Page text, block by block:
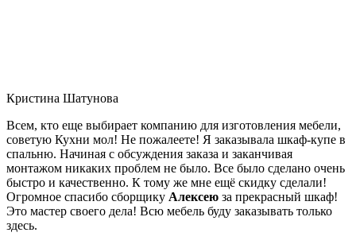
Кристина Шатунова
Всем, кто еще выбирает компанию для изготовления мебели,
советую Кухни мол! Не пожалеете! Я заказывала шкаф-купе в
спальню. Начиная с обсуждения заказа и заканчивая
монтажом никаких проблем не было. Все было сделано очень
быстро и качественно. К тому же мне ещё скидку сделали!
Огромное спасибо сборщику Алексею за прекрасный шкаф!
Это мастер своего дела! Всю мебель буду заказывать только
здесь.